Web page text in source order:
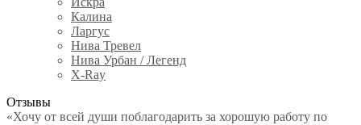
Калина
Ларгус
Нива Тревел
Нива Урбан / Легенд
X-Ray
Отзывы
«Хочу от всей души поблагодарить за хорошую работу по